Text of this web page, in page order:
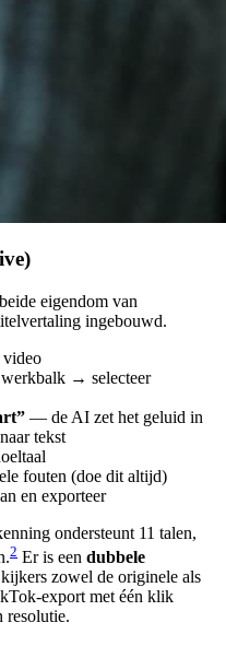
eigendom van
ingebouwd.
video
werkbalk → selecteer
— de AI zet het geluid in
tekst
fouten (doe dit altijd)
en exporteer
ondersteunt 11 talen,
2 Er is een dubbele
zowel de originele als
export met één klik
resolutie.